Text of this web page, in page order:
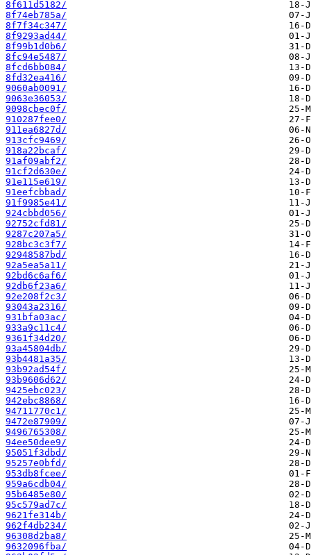
8f611d5182/
8f74eb785a/
8f7f34c347/
8f9293ad44/
8f99b1d0b6/
8fc94e5487/
8fcd6bb084/
8fd32ea416/
9060ab0091/
9063e36053/
9098cbec0f/
910287fee0/
911ea6827d/
913cfc9469/
918a22bcaf/
91af09abf2/
91cf2d630e/
91e115e619/
91eefcbbad/
91f9985e41/
924cbbd056/
92752cfd81/
9287c207a5/
928bc3c3f7/
92948587bd/
92a5ea5a11/
92bd6c6af6/
92db6f23a6/
92e208f2c3/
93043a2316/
931bfa03ac/
933a9c11c4/
9361f34d20/
93a45804db/
93b4481a35/
93b92ad54f/
93b9606d62/
9425ebc023/
942ebc8868/
94711770c1/
9472e87909/
9496765308/
94ee50dee9/
95051f3dbd/
95257e0bfd/
953db8fcee/
959a6cdb04/
95b6485e80/
95c579ad7c/
9621fe314b/
962f4db234/
96308d2ba8/
9632096fba/